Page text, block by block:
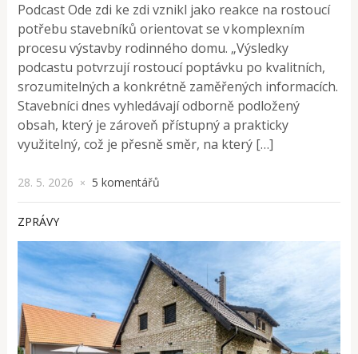
Podcast Ode zdi ke zdi vznikl jako reakce na rostoucí
potřebu stavebníků orientovat se v komplexním
procesu výstavby rodinného domu. „Výsledky
podcastu potvrzují rostoucí poptávku po kvalitních,
srozumitelných a konkrétně zaměřených informacích.
Stavebníci dnes vyhledávají odborně podložený
obsah, který je zároveň přístupný a prakticky
využitelný, což je přesně směr, na který […]
28. 5. 2026 × 5 komentářů
ZPRÁVY